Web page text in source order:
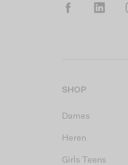
SHOP
Dames
Heren
Girls Teens